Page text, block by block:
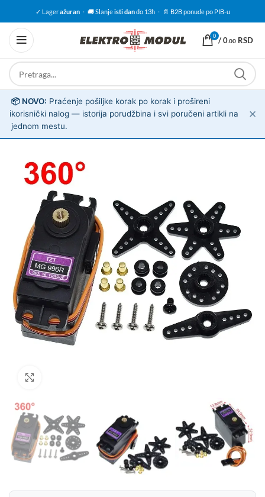
✓ Lageražuran · 🚚 Slanjeisti dando 13h · 📄 B2B ponude po PIB-u
0 /0.00 RSD
ℹ️
📦 NOVO: Praćenje pošiljke korak po korak i prošireni
korisnički nalog — istorija porudžbina i svi poručeni artikli na
jednom mestu.
✕